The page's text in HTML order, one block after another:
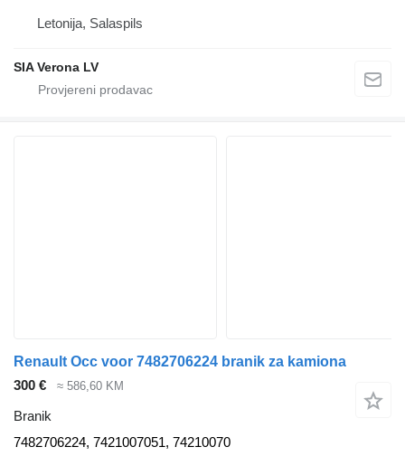
Letonija, Salaspils
SIA Verona LV
Renault Occ voor 7482706224 branik za kamiona
300 €
≈ 586,60 KM
Branik
7482706224, 7421007051, 74210070